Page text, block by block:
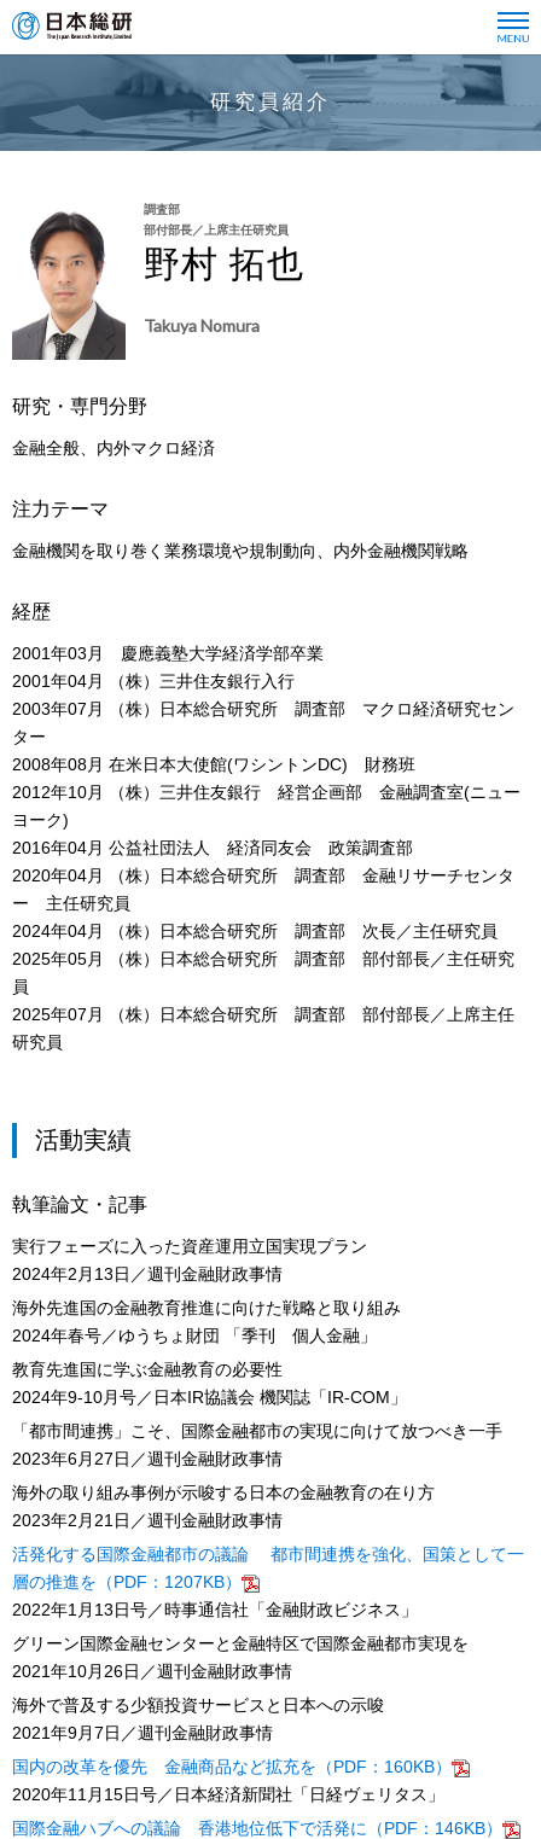
研究員紹介
調査部
部付部長／上席主任研究員
野村 拓也
Takuya Nomura
研究・専門分野
金融全般、内外マクロ経済
注力テーマ
金融機関を取り巻く業務環境や規制動向、内外金融機関戦略
経歴
2001年03月 慶應義塾大学経済学部卒業
2001年04月 （株）三井住友銀行入行
2003年07月 （株）日本総合研究所 調査部 マクロ経済研究セン
ター
2008年08月 在米日本大使館(ワシントンDC) 財務班
2012年10月 （株）三井住友銀行 経営企画部 金融調査室(ニュー
ヨーク)
2016年04月 公益社団法人 経済同友会 政策調査部
2020年04月 （株）日本総合研究所 調査部 金融リサーチセンタ
ー 主任研究員
2024年04月 （株）日本総合研究所 調査部 次長／主任研究員
2025年05月 （株）日本総合研究所 調査部 部付部長／主任研究
員
2025年07月 （株）日本総合研究所 調査部 部付部長／上席主任
研究員
活動実績
執筆論文・記事
実行フェーズに入った資産運用立国実現プラン
2024年2月13日／週刊金融財政事情
海外先進国の金融教育推進に向けた戦略と取り組み
2024年春号／ゆうちょ財団 「季刊 個人金融」
教育先進国に学ぶ金融教育の必要性
2024年9-10月号／日本IR協議会 機関誌「IR-COM」
「都市間連携」こそ、国際金融都市の実現に向けて放つべき一手
2023年6月27日／週刊金融財政事情
海外の取り組み事例が示唆する日本の金融教育の在り方
2023年2月21日／週刊金融財政事情
活発化する国際金融都市の議論 都市間連携を強化、国策として一
層の推進を（PDF：1207KB）
2022年1月13日号／時事通信社「金融財政ビジネス」
グリーン国際金融センターと金融特区で国際金融都市実現を
2021年10月26日／週刊金融財政事情
海外で普及する少額投資サービスと日本への示唆
2021年9月7日／週刊金融財政事情
国内の改革を優先 金融商品など拡充を（PDF：160KB）
2020年11月15日号／日本経済新聞社「日経ヴェリタス」
国際金融ハブへの議論 香港地位低下で活発に（PDF：146KB）